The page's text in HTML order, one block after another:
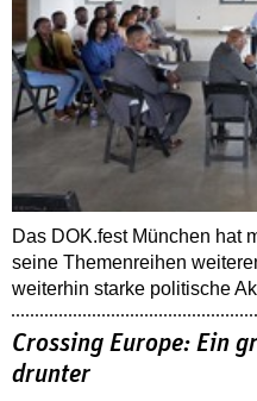
Das DOK.fest München hat
seine Themenreihen
weiterhin starke politische
Crossing Europe: Ein
drunter